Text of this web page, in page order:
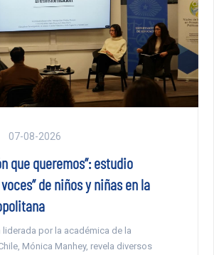
07-08-2026
que queremos”: estudio
de niños y niñas en la
por la académica de la
Mónica Manhey, revela diversos